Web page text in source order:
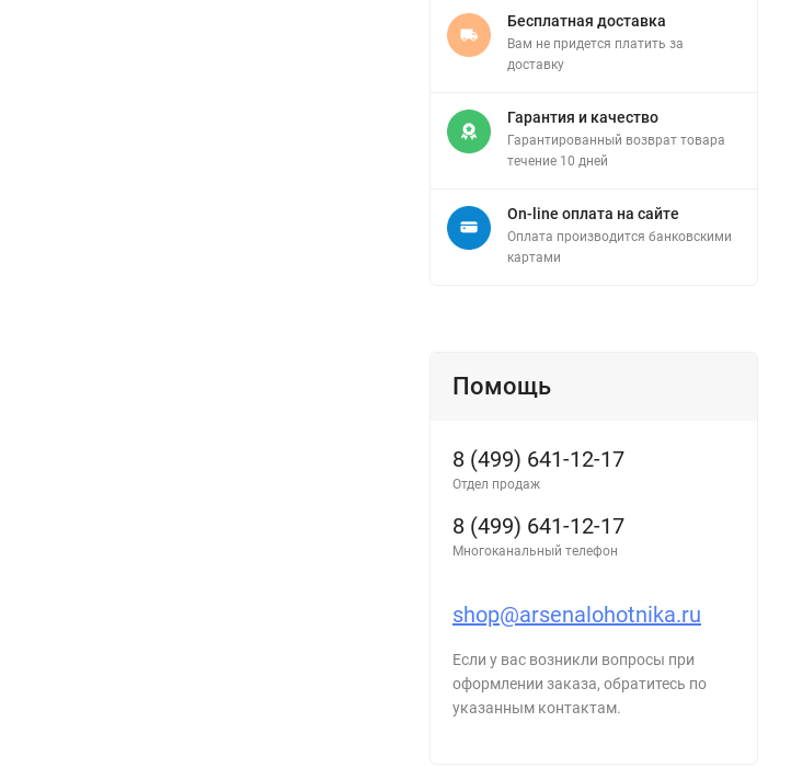
Бесплатная доставка
Вам не придется платить за
доставку
Гарантия и качество
Гарантированный возврат товара
течение 10 дней
On-line оплата на сайте
Оплата производится банковскими
картами
Помощь
8 (499) 641-12-17
Отдел продаж
8 (499) 641-12-17
Многоканальный телефон
shop@arsenalohotnika.ru
Если у вас возникли вопросы при
оформлении заказа, обратитесь по
указанным контактам.